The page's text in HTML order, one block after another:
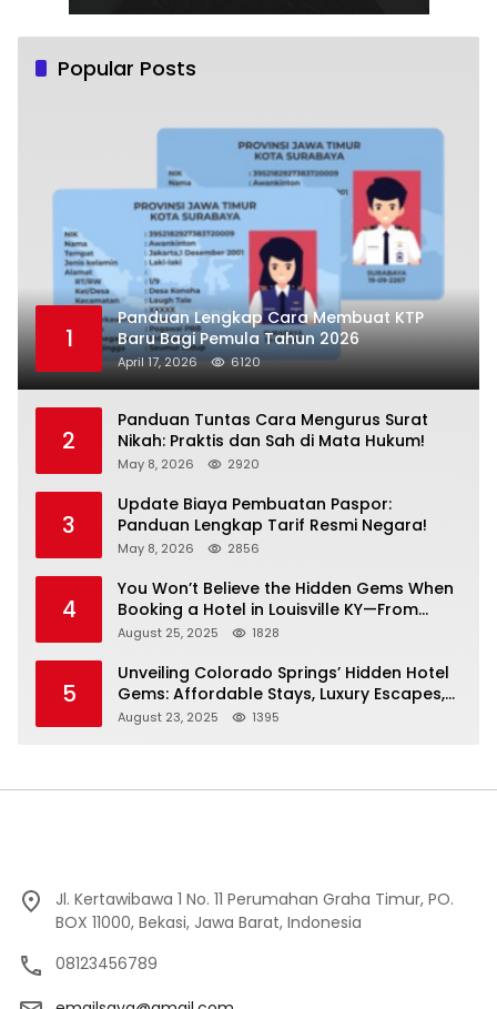
Popular Posts
1
Panduan Lengkap Cara Membuat KTP
Baru Bagi Pemula Tahun 2026
April 17, 2026 6120
2
Panduan Tuntas Cara Mengurus Surat
Nikah: Praktis dan Sah di Mata Hukum!
May 8, 2026 2920
3
Update Biaya Pembuatan Paspor:
Panduan Lengkap Tarif Resmi Negara!
May 8, 2026 2856
4
You Won’t Believe the Hidden Gems When
Booking a Hotel in Louisville KY—From
Cheap to Luxe!
August 25, 2025 1828
5
Unveiling Colorado Springs’ Hidden Hotel
Gems: Affordable Stays, Luxury Escapes,
and Everything In Between!
August 23, 2025 1395
Jl. Kertawibawa 1 No. 11 Perumahan Graha Timur, PO.
BOX 11000, Bekasi, Jawa Barat, Indonesia
08123456789